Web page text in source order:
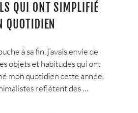
QUI ONT SIMPLIFIÉ
QUOTIDIEN
à sa fin, j’avais envie de
objets et habitudes qui ont
mon quotidien cette année.
reflètent des …